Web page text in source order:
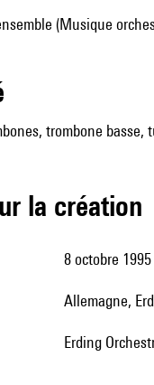
(Musique
trombone basse,
la création
8 octobre 1995
Allemagne,
Erding